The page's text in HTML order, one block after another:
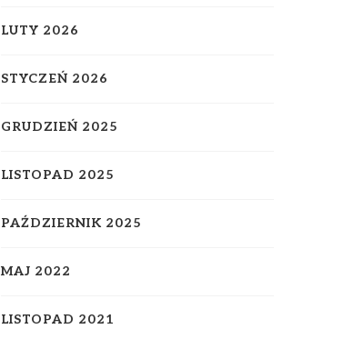
LUTY 2026
STYCZEŃ 2026
GRUDZIEŃ 2025
LISTOPAD 2025
PAŹDZIERNIK 2025
MAJ 2022
LISTOPAD 2021